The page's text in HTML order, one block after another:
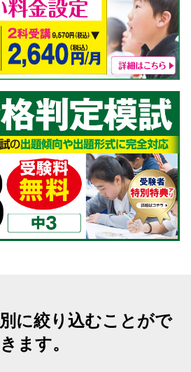
に絞り込むことがで
きます。